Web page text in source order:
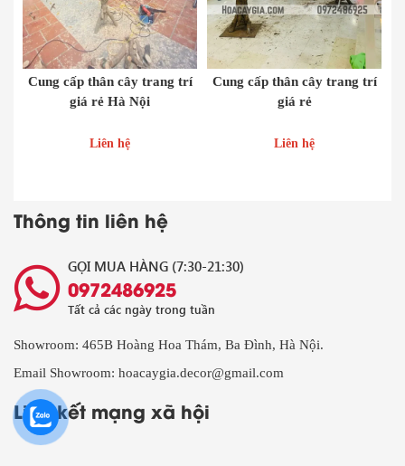
Cung cấp thân cây trang trí
giá rẻ Hà Nội
Liên hệ
Cung cấp thân cây trang trí
giá rẻ
Liên hệ
Thông tin liên hệ
GỌI MUA HÀNG (7:30-21:30)
0972486925
Tất cả các ngày trong tuần
Showroom: 465B Hoàng Hoa Thám, Ba Đình, Hà Nội.
Email Showroom: hoacaygia.decor@gmail.com
Liên kết mạng xã hội